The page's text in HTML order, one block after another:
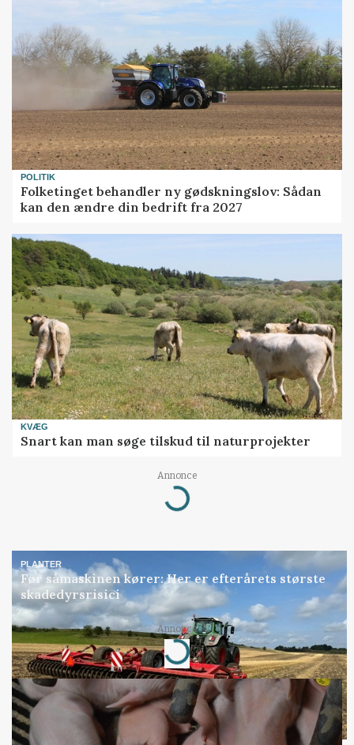
POLITIK
Folketinget behandler ny gødskningslov: Sådan
kan den ændre din bedrift fra 2027
KVÆG
Snart kan man søge tilskud til naturprojekter
Annonce
Loading...
PLANTER
Før såmaskinen kører: Her er efterårets største
skadedyrsrisici
Annonce
Loading...